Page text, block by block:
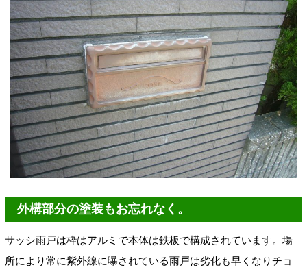
外構部分の塗装もお忘れなく。
サッシ雨戸は枠はアルミで本体は鉄板で構成されています。場
所により常に紫外線に曝されている雨戸は劣化も早くなりチョ